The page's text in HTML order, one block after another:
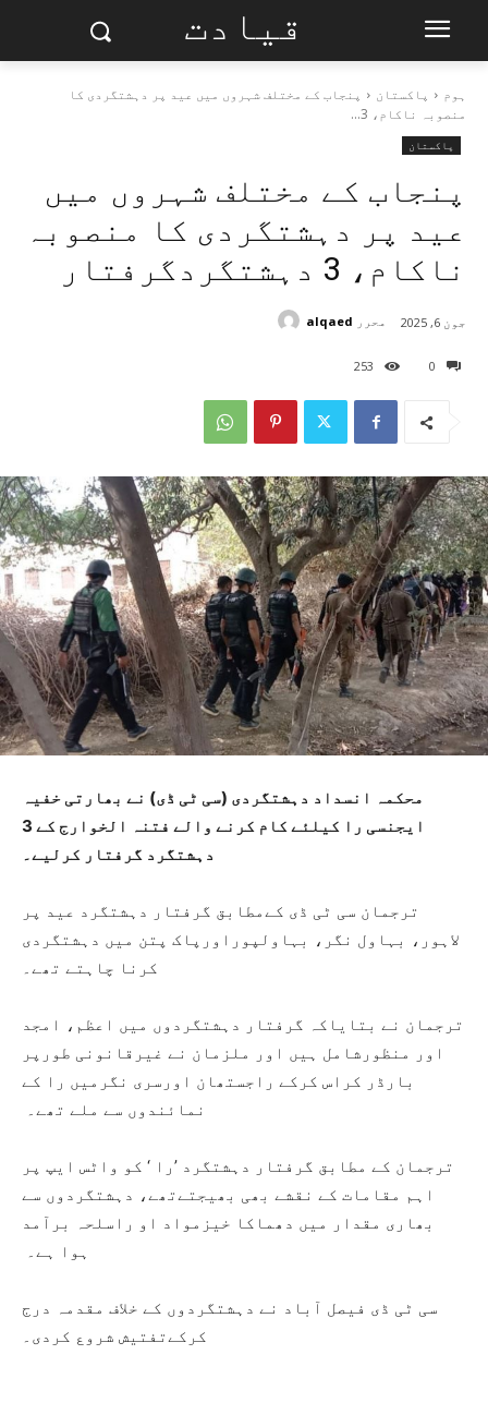
قیادت
ہوم پاکستان
پنجاب کے مختلف شہروں میں عید پر دہشتگردی کا
منصوبہ ناکام، 3...
پاکستان
پنجاب کے مختلف شہروں میں
عید پر دہشتگردی کا منصوبہ
ناکام، 3 دہشتگردگرفتار
0
253
جون 6, 2025 محرر alqaed
محکمہ انسداد دہشتگردی (سی ٹی ڈی) نے بھارتی خفیہ
ایجنسی را کیلئے کام کرنے والے فتنہ الخوارج کے 3
دہشتگرد گرفتار کرلیے۔
ترجمان سی ٹی ڈی کےمطابق گرفتار دہشتگرد عید پر
لاہور، بہاول نگر، بہاولپوراورپاک پتن میں دہشتگردی
کرنا چاہتے تھے۔
ترجمان نے بتایاکہ گرفتار دہشتگردوں میں اعظم، امجد
اور منظورشامل ہیں اور ملزمان نے غیرقانونی طورپر
بارڈر کراس کرکے راجستھان اورسری نگرمیں را کے
نمائندوں سے ملے تھے۔
ترجمان کے مطابق گرفتار دہشتگرد ’را ‘ کو واٹس ایپ پر
اہم مقامات کے نقشے بھی بھیجتےتھے، دہشتگردوں سے
بھاری مقدار میں دھماکا خیزمواد او راسلحہ برآمد
ہوا ہے۔
سی ٹی ڈی فیصل آباد نے دہشتگردوں کے خلاف مقدمہ درج
کرکےتفتیش شروع کردی۔